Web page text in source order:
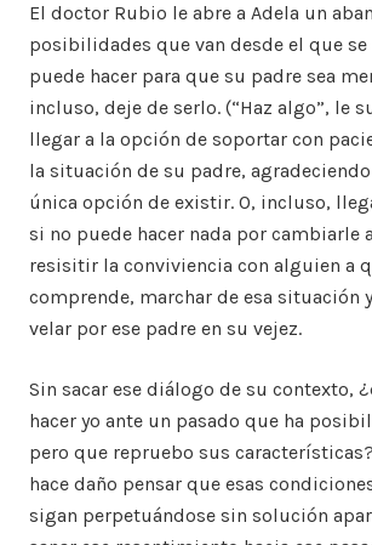
El doctor Rubio le abre a Adela un
posibilidades que van desde el que
puede hacer para que su padre sea
incluso, deje de serlo. (“Haz algo”, le
llegar a la opción de soportar con
la situación de su padre,
única opción de existir. O, incluso,
si no puede hacer nada por cambiarle
resisitir la conviviencia con alguien a
comprende, marchar de esa situación
velar por ese padre en su vejez.
Sin sacar ese diálogo de su contexto,
hacer yo ante un pasado que ha
pero que repruebo sus
hace daño pensar que esas
sigan perpetuándose sin solución